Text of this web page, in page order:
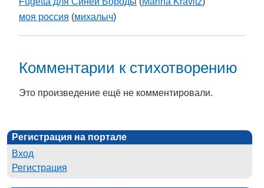
моя россия (михалыч)
Комментарии к стихотворению
Это произведение ещё не комментировали.
Регистрация на портале
Вход
Регистрация